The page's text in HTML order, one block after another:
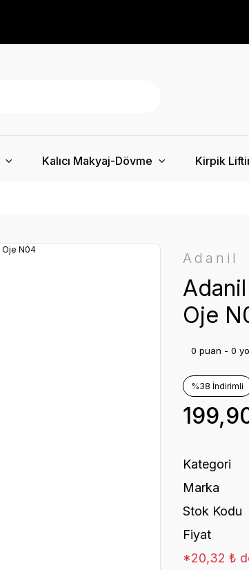
Kalıcı Makyaj-Dövme Kirpik
Adanil
Oje
0 puan - 0
%38 İndirimli
Kategori
Marka
Stok Kodu
Fiyat
*20,32 ₺